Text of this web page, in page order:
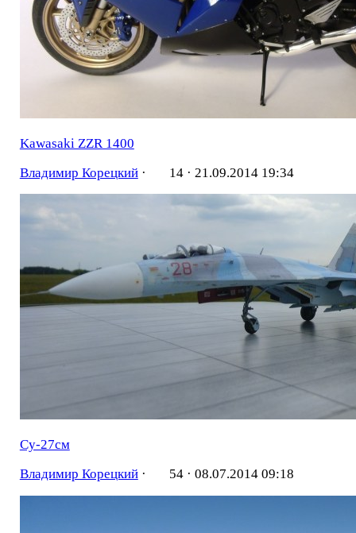
Kawasaki ZZR 1400
Владимир Корецкий· 14 · 21.09.2014 19:34
Су-27см
Владимир Корецкий· 54 · 08.07.2014 09:18